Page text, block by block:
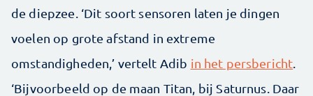
de diepzee. ‘Dit soort sensoren laten je dingen
voelen op grote afstand in extreme
omstandigheden,’ vertelt Adib in het persbericht
‘Bijvoorbeeld op de maan Titan, bij Saturnus. Daar